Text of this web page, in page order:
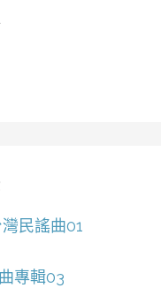
民謠曲01
專輯03